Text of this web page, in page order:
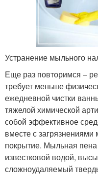
Устранение мыльного
Еще раз повторимся –
требует меньше
ежедневной чистки
тяжелой химической
собой эффективное
вместе с загрязнениями
покрытие. Мыльная пена
известковой водой,
сложноудаляемый